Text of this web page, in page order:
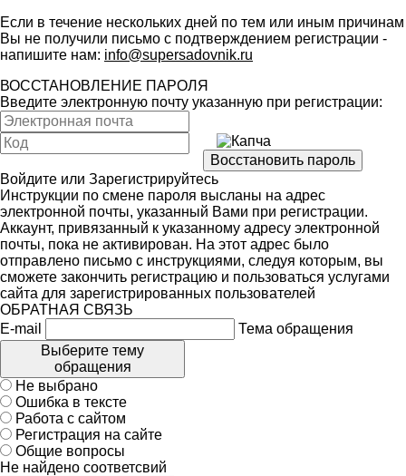
Если в течение нескольких дней по тем или иным причинам
Вы не получили письмо с подтверждением регистрации -
напишите нам: info@supersadovnik.ru
ВОССТАНОВЛЕНИЕ ПАРОЛЯ
Введите электронную почту указанную при регистрации:
Войдите или Зарегистрируйтесь
Инструкции по смене пароля высланы на адрес
электронной почты, указанный Вами при регистрации.
Аккаунт, привязанный к указанному адресу электронной
почты, пока не активирован. На этот адрес было
отправлено письмо с инструкциями, следуя которым, вы
сможете закончить регистрацию и пользоваться услугами
сайта для зарегистрированных пользователей
ОБРАТНАЯ СВЯЗЬ
E-mail
Тема обращения
Выберите тему
обращения
Не выбрано
Ошибка в тексте
Работа с сайтом
Регистрация на сайте
Общие вопросы
Не найдено соответсвий